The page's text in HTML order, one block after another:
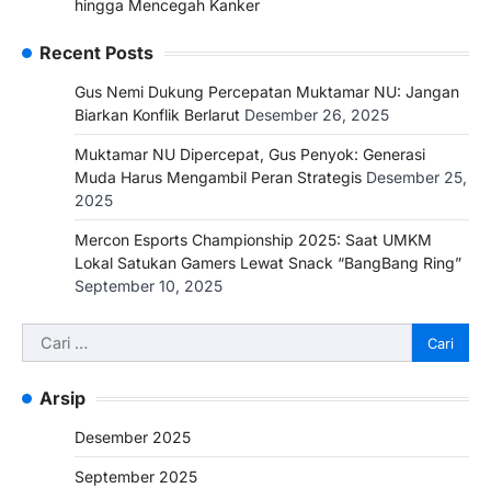
hingga Mencegah Kanker
Recent Posts
Gus Nemi Dukung Percepatan Muktamar NU: Jangan
Biarkan Konflik Berlarut Desember 26, 2025
Muktamar NU Dipercepat, Gus Penyok: Generasi
Muda Harus Mengambil Peran Strategis Desember 25,
2025
Mercon Esports Championship 2025: Saat UMKM
Lokal Satukan Gamers Lewat Snack “BangBang Ring”
September 10, 2025
Arsip
Desember 2025
September 2025